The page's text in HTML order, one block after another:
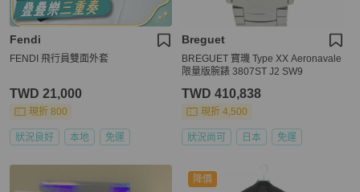
Fendi
FENDI 飛行員雙面外套
TWD 21,000
現折 800
狀況良好 本地 免運
Breguet
BREGUET 寶璣 Type XX Aeronavale
限量版腕錶 3807ST J2 SW9
TWD 410,838
現折 4,500
狀況尚可 日本 免運
降價